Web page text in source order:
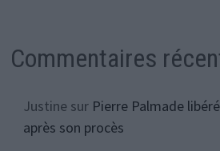
Commentaires
Justinesur Pierre Palmade
après son procès